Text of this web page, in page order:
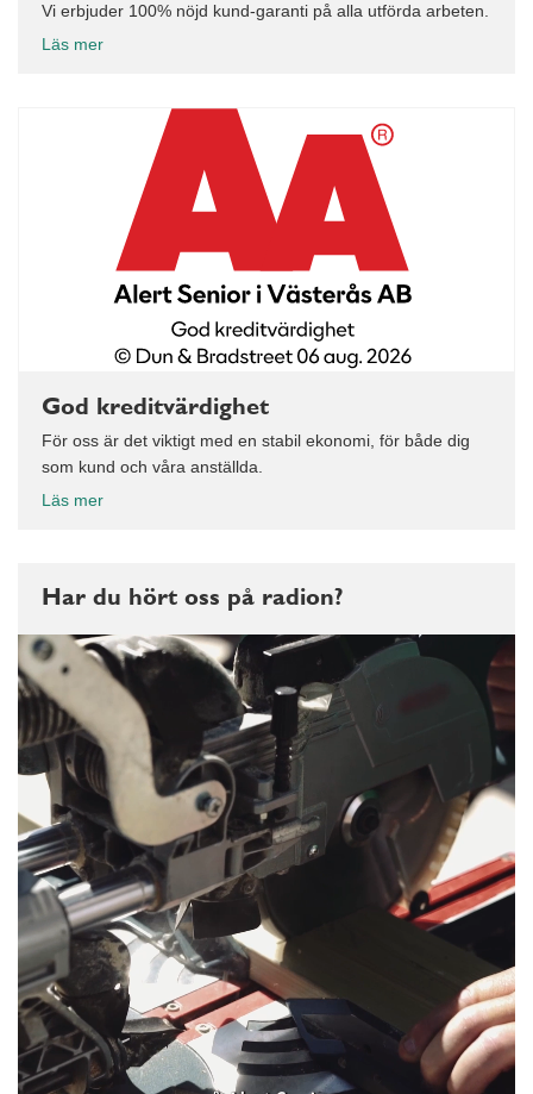
Vi erbjuder 100% nöjd kund-garanti på alla utförda arbeten.
Läs mer
God kreditvärdighet
För oss är det viktigt med en stabil ekonomi, för både dig
som kund och våra anställda.
Läs mer
Har du hört oss på radion?